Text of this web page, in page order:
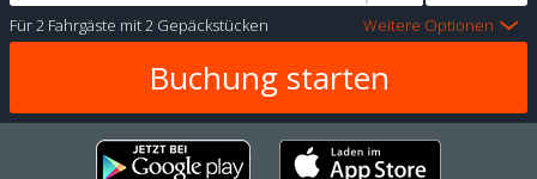
Für2 Fahrgäste mit2 Gepäckstücken Weitere Optionen